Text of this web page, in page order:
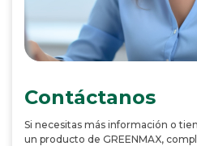
Contáctanos
Si necesitas más información o
un producto de GREENMAX,